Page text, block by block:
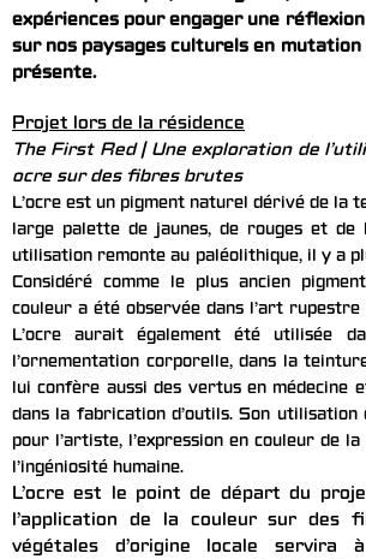
expériences pour engager une
sur nos paysages culturels en
présente.
Projet lors de la résidence
The First Red | Une exploration de
ocre sur des fibres brutes
L’ocre est un pigment naturel dérivé de la
large palette de jaunes, de rouges et de
utilisation remonte au paléolithique, il y a
Considéré comme le plus ancien
couleur a été observée dans l’art
L’ocre aurait également été utilisée
l’ornementation corporelle, dans la
lui confère aussi des vertus en médecine
dans la fabrication d’outils. Son utilisation
pour l’artiste, l’expression en couleur de
l’ingéniosité humaine.
L’ocre est le point de départ du
l’application de la couleur sur des
végétales d’origine locale servira